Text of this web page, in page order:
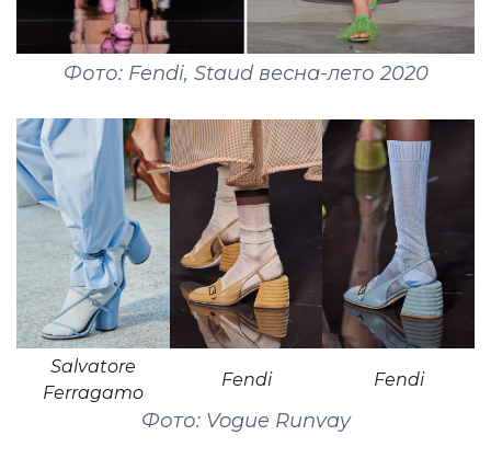
Фото: Fendi, Staud весна-лето 2020
Salvatore
Ferragamo
Fendi Fendi
Фото: Vogue Runvay